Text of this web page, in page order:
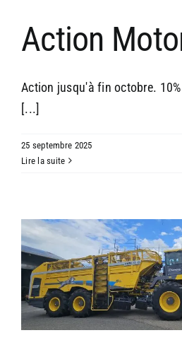
Action
Action jusqu'à fin octobre.
[...]
25 septembre 2025
Lire la suite